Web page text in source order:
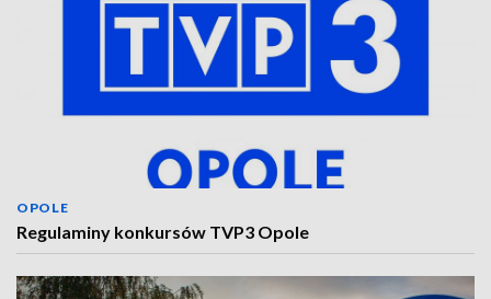
OPOLE
Regulaminy konkursów TVP3 Opole